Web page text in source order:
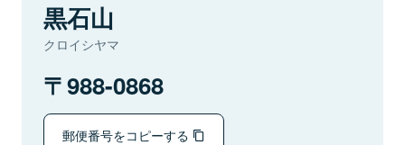
黒石山
クロイシヤマ
988-0868
郵便番号をコピーする